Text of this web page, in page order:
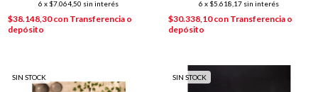
6 x $7.064,50 sin interés
$38.148,30con Transferencia o
depósito
6 x $5.618,17 sin interés
$30.338,10con Transferencia o
depósito
SIN STOCK SIN STOCK